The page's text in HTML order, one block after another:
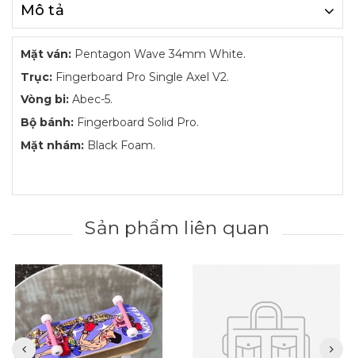
Mô tả
Mặt ván: Pentagon Wave 34mm White.
Trục: Fingerboard Pro Single Axel V2.
Vòng bi: Abec-5.
Bộ bánh: Fingerboard Solid Pro.
Mặt nhám: Black Foam.
Sản phẩm liên quan